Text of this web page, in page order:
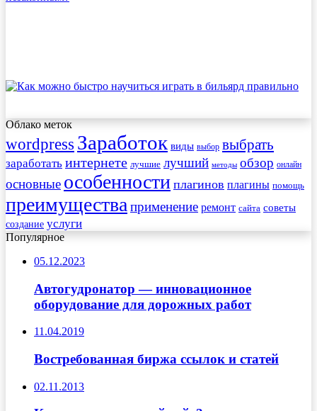
Облако меток
wordpress Заработок виды выбор выбрать
заработать интернете лучшие лучший методы обзор онлайн
основные особенности плагинов плагины помощь
преимущества применение ремонт сайта советы
создание услуги
Популярное
05.12.2023
Автогудронатор — инновационное
оборудование для дорожных работ
11.04.2019
Востребованная биржа ссылок и статей
02.11.2013